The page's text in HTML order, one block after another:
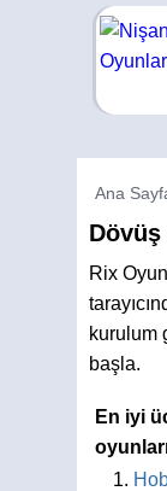
Ana
Dövüş
Rix
kurulum
başla.
En iyi